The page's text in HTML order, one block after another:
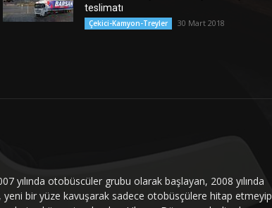
teslimatı
Çekici-Kamyon-Treyler 30 Mart 2018
yılında otobüscüler grubu olarak başlayan, 2008 yılında
yeni bir yüze kavuşarak sadece otobüsçülere hitap etmeyip